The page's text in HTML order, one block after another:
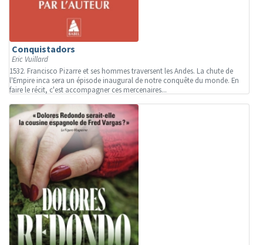
Conquistadors
Eric Vuillard
1532. Francisco Pizarre et ses hommes traversent les Andes. La chute de
l'Empire inca sera un épisode inaugural de notre conquête du monde. En
faire le récit, c'est accompagner ces mercenaires...